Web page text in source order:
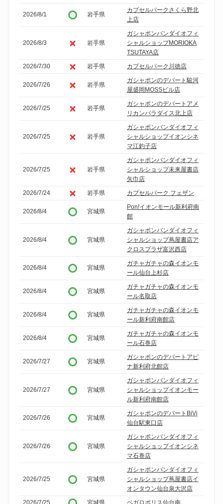
2026/8/1 岩手県
カプセルパークさくら野北
上店
2026/8/3 岩手県
ガシャポンバンダイオフィ
シャルショップMORIOKA
TSUTAYA店
2026/7/30
岩手県 カプセルパーク川徳店
2026/7/26 岩手県
ガシャポンのデパート駿河
屋盛岡MOSSビル店
2026/7/25 岩手県
ガシャポンのデパートアメ
リカンパラダイス北上店
2026/7/25 岩手県
ガシャポンバンダイオフィ
シャルショップイオンシネ
マ江釣子店
2026/7/25 岩手県
ガシャポンバンダイオフィ
シャルショップ未来屋書店
矢巾店
2026/7/24
岩手県 カプセルパーク フェザン
2026/8/4 宮城県
Pon!イオンモール新利府南
館
2026/8/4 宮城県
ガシャポンバンダイオフィ
シャルショップ蔦屋書店ア
クロスプラザ富沢西店
2026/8/4 宮城県
ガチャガチャの森イオンモ
ール仙台上杉店
2026/8/4 宮城県
ガチャガチャの森イオンモ
ール名取店
2026/8/4 宮城県
ガチャガチャの森イオンモ
ール新利府南館店
2026/8/4 宮城県
ガチャガチャの森イオンモ
ール石巻店
2026/7/27 宮城県
ガシャポンのデパートアピ
ナ新利府北館店
2026/7/27 宮城県
ガシャポンバンダイオフィ
シャルショップイオンモー
ル新利府南館店
2026/7/26 宮城県
ガシャポンのデパートBiVi
仙台駅東口店
2026/7/26 宮城県
ガシャポンバンダイオフィ
シャルショップイオンシネ
マ石巻店
2026/7/25 宮城県
ガシャポンバンダイオフィ
シャルショップ蔦屋書店イ
オンタウン仙台泉大沢店
2026/7/25
宮城県
ベガロポリス仙台南